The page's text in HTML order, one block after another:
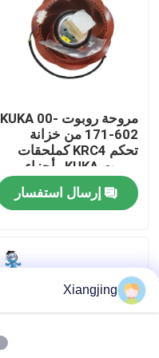
معلومات عنا
رقابة جودة
اتصل بنا
اطلب اقتباس
مروحة روبوت KUKA 00-
171-602 من خزانة
تحكم KRC4 كملحقات
روبوت KUKA وأجزاء
روبوت
إرسال استفسار
Xiangjing